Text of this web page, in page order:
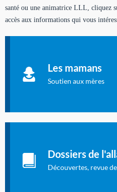
santé ou une animatrice LLL, cliquez
accès aux informations qui vous
Les mamans
Soutien aux mères
à allaiter et vous informer :
concernent l'allaitement.
Dossiers de
Découvertes, revue
dernières études sur
internationale.